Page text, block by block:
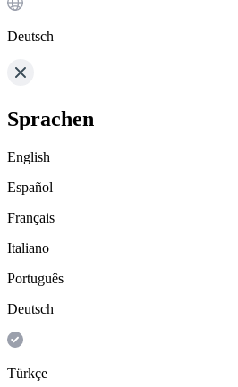
Deutsch
Sprachen
English
Español
Français
Italiano
Português
Deutsch
Türkçe